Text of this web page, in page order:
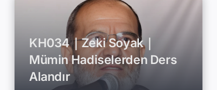
KH034｜Zeki Soyak｜
Mümin Hadiselerden Ders
Alandır